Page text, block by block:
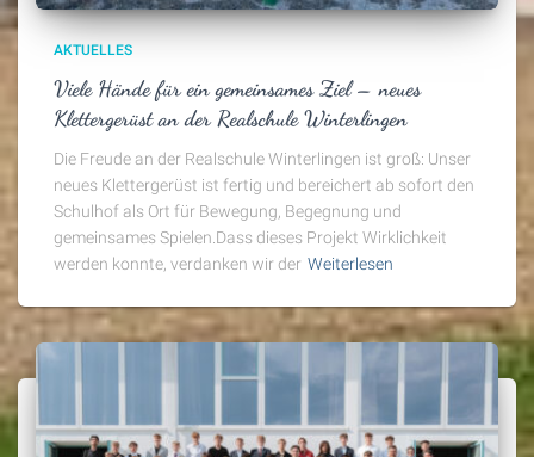
AKTUELLES
Viele Hände für ein gemeinsames Ziel – neues
Klettergerüst an der Realschule Winterlingen
Die Freude an der Realschule Winterlingen ist groß: Unser
neues Klettergerüst ist fertig und bereichert ab sofort den
Schulhof als Ort für Bewegung, Begegnung und
gemeinsames Spielen.Dass dieses Projekt Wirklichkeit
werden konnte, verdanken wir der Weiterlesen